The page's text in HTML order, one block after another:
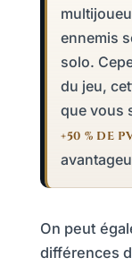
ennemis
solo.
du jeu,
que vous
+50 % DE
On peut
différences